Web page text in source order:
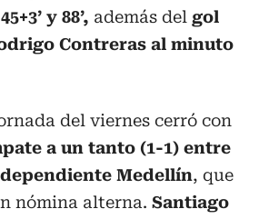
y 88’, además del gol
Contreras al minuto
del viernes cerró con
a un tanto (1-1) entre
Medellín, que
nómina alterna. Santiago